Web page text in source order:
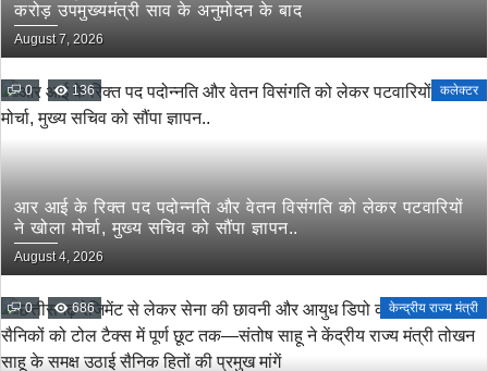
करोड़ उपमुख्यमंत्री साव के अनुमोदन के बाद
August 7, 2026
0 136 कलेक्टर
आर आई के रिक्त पद पदोन्नति और वेतन विसंगति को लेकर पटवारियों
ने खोला मोर्चा, मुख्य सचिव को सौंपा ज्ञापन..
August 4, 2026
0 686 केन्द्रीय राज्य मंत्री